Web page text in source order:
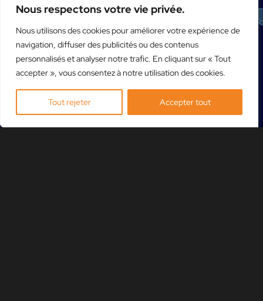
Nous respectons votre vie privée.
Nous utilisons des cookies pour améliorer votre expérience de
navigation, diffuser des publicités ou des contenus
personnalisés et analyser notre trafic. En cliquant sur « Tout
accepter », vous consentez à notre utilisation des cookies.
Tout rejeter Accepter tout